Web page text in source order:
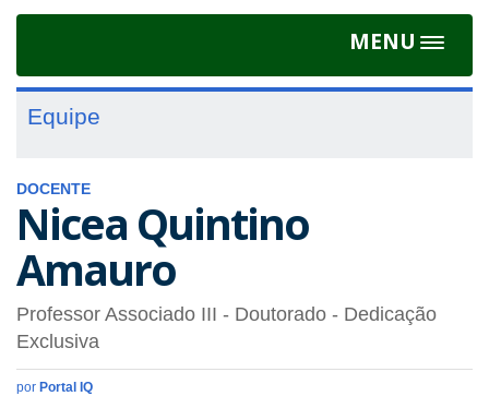
MENU
Toggle
Equipe
DOCENTE
Nicea Quintino
Amauro
Professor Associado III - Doutorado - Dedicação
Exclusiva
por Portal IQ